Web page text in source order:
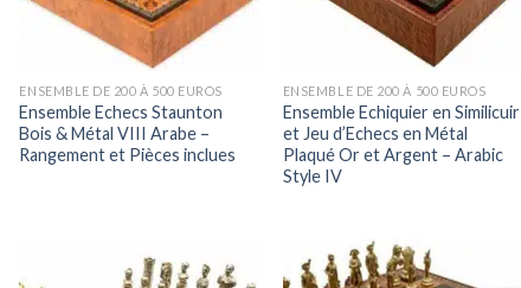
ENSEMBLE DE 200 À 500 EUROS
Ensemble Echecs Staunton
Bois & Métal VIII Arabe –
Rangement et Pièces inclues
ENSEMBLE DE 200 À 500 EUROS
Ensemble Echiquier en Similicuir
et Jeu d’Echecs en Métal
Plaqué Or et Argent – Arabic
Style IV